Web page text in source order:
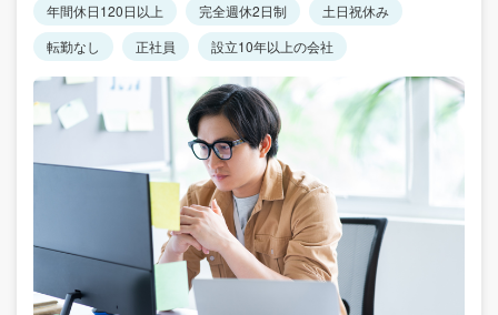
年間休日120日以上 完全週休2日制
土日祝休み
転勤なし
正社員 設立10年以上の会社